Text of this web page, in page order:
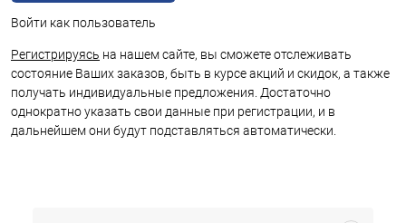
Войти как пользователь
Регистрируясь на нашем сайте, вы сможете отслеживать
состояние Ваших заказов, быть в курсе акций и скидок, а также
получать индивидуальные предложения. Достаточно
однократно указать свои данные при регистрации, и в
дальнейшем они будут подставляться автоматически.